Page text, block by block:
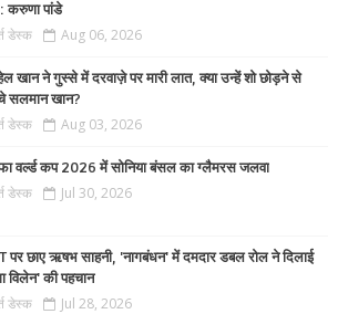
करुणा पांडे
डेस्क Aug 06, 2026
खान ने गुस्से में दरवाज़े पर मारी लात, क्या उन्हें शो छोड़ने से
सलमान खान?
डेस्क Aug 03, 2026
वर्ल्ड कप 2026 में सोनिया बंसल का ग्लैमरस जलवा
डेस्क Jul 30, 2026
पर छाए ऋषभ साहनी, 'नागबंधन' में दमदार डबल रोल ने दिलाई
विलेन' की पहचान
डेस्क Jul 28, 2026